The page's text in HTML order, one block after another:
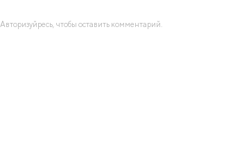
Авторизуйресь, чтобы оставить комментарий.